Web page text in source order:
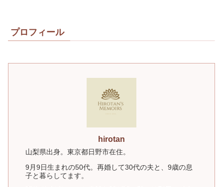
プロフィール
hirotan
山梨県出身。東京都日野市在住。
9月9日生まれの50代。再婚して30代の夫と、9歳の息
子と暮らしてます。